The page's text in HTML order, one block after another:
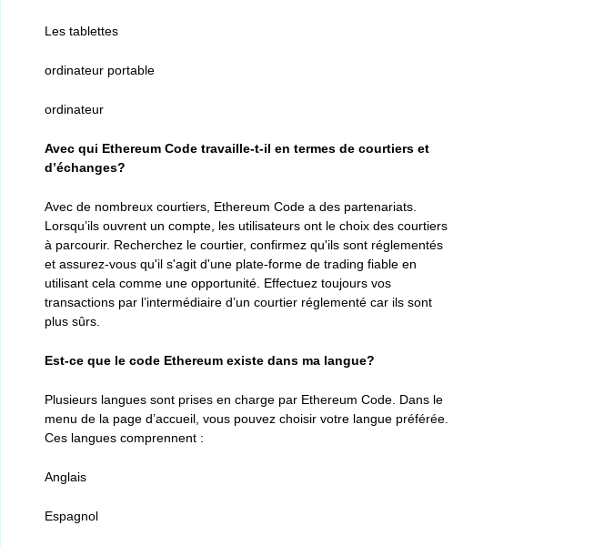
Les tablettes
ordinateur portable
ordinateur
Avec qui Ethereum Code travaille-t-il en termes de courtiers et
d’échanges?
Avec de nombreux courtiers, Ethereum Code a des partenariats.
Lorsqu’ils ouvrent un compte, les utilisateurs ont le choix des courtiers
à parcourir. Recherchez le courtier, confirmez qu'ils sont réglementés
et assurez-vous qu'il s'agit d'une plate-forme de trading fiable en
utilisant cela comme une opportunité. Effectuez toujours vos
transactions par l’intermédiaire d’un courtier réglementé car ils sont
plus sûrs.
Est-ce que le code Ethereum existe dans ma langue?
Plusieurs langues sont prises en charge par Ethereum Code. Dans le
menu de la page d’accueil, vous pouvez choisir votre langue préférée.
Ces langues comprennent :
Anglais
Espagnol